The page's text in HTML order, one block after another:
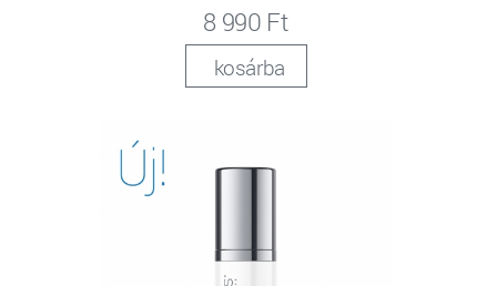
8 990 Ft
kosárba